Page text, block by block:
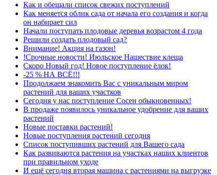
Как и обещали список свежих поступлений
Как меняется облик сада от начала его создания и когда
он набирает сил
Начали поступать плодовые деревья возрастом 4 года
Решили создать плодовый сад?
Внимание! Акция на газон!
!Срочные новости! Июльское Нашествие клеща
Скоро Новый год! Новое поступление ёлок!
-25 % НА ВСЁ!!!
Продолжаем знакомить Вас с уникальным миром
растений для ваших участков
Сегодня у нас поступление Сосен обыкновенных!
В продаже появилось уникальное удобрение для ваших
растений
Новые поставки растений!
Новые поступления растений сегодня
Список поступивших растений для Вашего сада
Как развиваются растения на участках наших клиентов
при правильном уходе
И ещё сегодня вторая машина с растениями на выгрузке